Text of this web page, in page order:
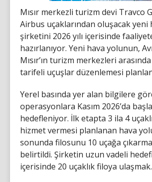
Mısır merkezli turizm devi Travco
Airbus uçaklarından oluşacak yeni
şirketini 2026 yılı içerisinde
hazırlanıyor. Yeni hava yolunun,
Mısır’ın turizm merkezleri
tarifeli uçuşlar düzenlemesi
Yerel basında yer alan bilgilere
operasyonlara Kasım 2026’da
hedefleniyor. İlk etapta 3 ila 4
hizmet vermesi planlanan hava
sonunda filosunu 10 uçağa
belirtildi. Şirketin uzun vadeli
içerisinde 20 uçaklık filoya ulaşmak.